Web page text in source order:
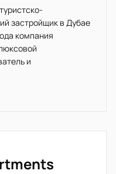
застройщик в Дубае
компания
и